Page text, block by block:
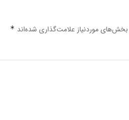
بخش‌های موردنیاز علامت‌گذاری شده‌اند *